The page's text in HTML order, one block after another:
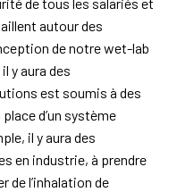
de tous les salariés et
autour des
de notre wet-lab
y aura des
est soumis à des
d’un système
il y aura des
en industrie, à prendre
de l’inhalation de